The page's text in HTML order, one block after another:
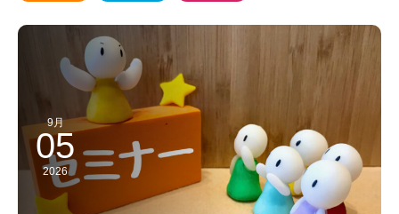
9月
05
2026